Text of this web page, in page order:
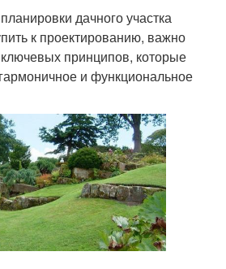
дачного участка
к проектированию, важно
принципов, которые
и функциональное